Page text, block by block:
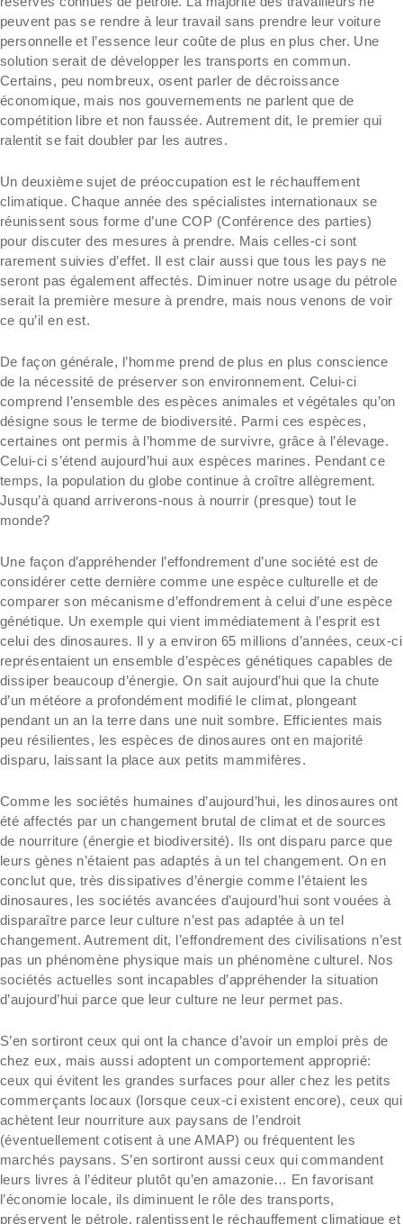
peuvent pas se rendre à leur travail sans prendre leur voiture
personnelle et l’essence leur coûte de plus en plus cher. Une
solution serait de développer les transports en commun.
Certains, peu nombreux, osent parler de décroissance
économique, mais nos gouvernements ne parlent que de
compétition libre et non faussée. Autrement dit, le premier qui
ralentit se fait doubler par les autres.
Un deuxième sujet de préoccupation est le réchauffement
climatique. Chaque année des spécialistes internationaux se
réunissent sous forme d’une COP (Conférence des parties)
pour discuter des mesures à prendre. Mais celles-ci sont
rarement suivies d’effet. Il est clair aussi que tous les pays ne
seront pas également affectés. Diminuer notre usage du pétrole
serait la première mesure à prendre, mais nous venons de voir
ce qu’il en est.
De façon générale, l’homme prend de plus en plus conscience
de la nécessité de préserver son environnement. Celui-ci
comprend l’ensemble des espèces animales et végétales qu’on
désigne sous le terme de biodiversité. Parmi ces espèces,
certaines ont permis à l’homme de survivre, grâce à l’élevage.
Celui-ci s’étend aujourd’hui aux espèces marines. Pendant ce
temps, la population du globe continue à croître allègrement.
Jusqu’à quand arriverons-nous à nourrir (presque) tout le
monde?
Une façon d’appréhender l’effondrement d’une société est de
considérer cette dernière comme une espèce culturelle et de
comparer son mécanisme d’effondrement à celui d’une espèce
génétique. Un exemple qui vient immédiatement à l’esprit est
celui des dinosaures. Il y a environ 65 millions d’années, ceux-ci
représentaient un ensemble d’espèces génétiques capables de
dissiper beaucoup d’énergie. On sait aujourd’hui que la chute
d’un météore a profondément modifié le climat, plongeant
pendant un an la terre dans une nuit sombre. Efficientes mais
peu résilientes, les espèces de dinosaures ont en majorité
disparu, laissant la place aux petits mammifères.
Comme les sociétés humaines d’aujourd’hui, les dinosaures ont
été affectés par un changement brutal de climat et de sources
de nourriture (énergie et biodiversité). Ils ont disparu parce que
leurs gènes n’étaient pas adaptés à un tel changement. On en
conclut que, très dissipatives d’énergie comme l’étaient les
dinosaures, les sociétés avancées d’aujourd’hui sont vouées à
disparaître parce leur culture n’est pas adaptée à un tel
changement. Autrement dit, l’effondrement des civilisations n’est
pas un phénomène physique mais un phénomène culturel. Nos
sociétés actuelles sont incapables d’appréhender la situation
d’aujourd’hui parce que leur culture ne leur permet pas.
S’en sortiront ceux qui ont la chance d’avoir un emploi près de
chez eux, mais aussi adoptent un comportement approprié:
ceux qui évitent les grandes surfaces pour aller chez les petits
commerçants locaux (lorsque ceux-ci existent encore), ceux qui
achètent leur nourriture aux paysans de l’endroit
(éventuellement cotisent à une AMAP) ou fréquentent les
marchés paysans. S’en sortiront aussi ceux qui commandent
leurs livres à l’éditeur plutôt qu’en amazonie… En favorisant
l’économie locale, ils diminuent le rôle des transports,
préservent le pétrole, ralentissent le réchauffement climatique et